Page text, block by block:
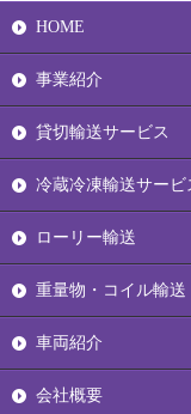
HOME
事業紹介
貸切輸送サービス
冷蔵冷凍輸送サービ
ローリー輸送
重量物・コイル輸送
車両紹介
会社概要